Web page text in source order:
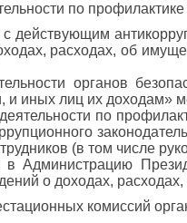
по
с действующим
расходах, об
органов
и иных лиц их доходам»
по
(в том числе
в Администрацию
о доходах,
комиссий